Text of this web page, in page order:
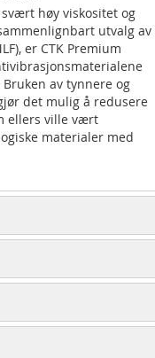
høy viskositet og
utvalg av
er CTK Premium
av tynnere og
det mulig å redusere
ellers ville vært
materialer med